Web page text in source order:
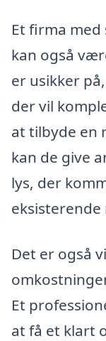
Et firma med
kan også
er usikker
der vil
at tilbyde en
kan de give
lys, der
Det er også
Et
at få et klart